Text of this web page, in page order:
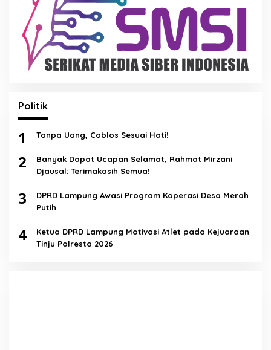
Politik
1 Tanpa Uang, Coblos Sesuai Hati!
2
Banyak Dapat Ucapan Selamat, Rahmat Mirzani
Djausal: Terimakasih Semua!
3
DPRD Lampung Awasi Program Koperasi Desa Merah
Putih
4
Ketua DPRD Lampung Motivasi Atlet pada Kejuaraan
Tinju Polresta 2026